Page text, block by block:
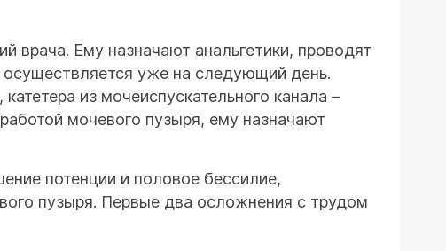
врача. Ему назначают анальгетики, проводят
осуществляется уже на следующий день.
из мочеиспускательного канала –
мочевого пузыря, ему назначают
потенции и половое бессилие,
пузыря. Первые два осложнения с трудом